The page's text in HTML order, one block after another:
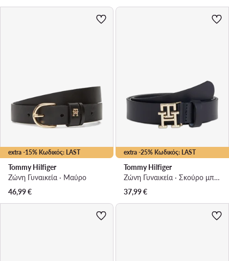
extra -15% Κωδικός: LAST
Tommy Hilfiger
Ζώνη Γυναικεία · Μαύρο
46,99€
extra -25% Κωδικός: LAST
Tommy Hilfiger
Ζώνη Γυναικεία · Σκούρο μπλε
37,99€